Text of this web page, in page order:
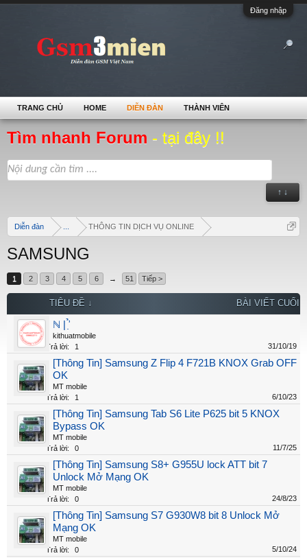
Đăng nhập
Tìm nhanh Forum - tại đây !!
↑ ↓
Diễn đàn THÔNG TIN DỊCH VỤ ONLINE
SAMSUNG
1 2 3 4 5 6 → 51 Tiếp >
TIÊU ĐỀ ↓ BÀI VIẾT CUỐI
ℕ | ̛̉ ̣
kithuatmobile
Trả lời:
1 31/10/19
[Thông Tin] Samsung Z Flip 4 F721B KNOX Grab OFF
OK
MT mobile
Trả lời:
1 6/10/23
[Thông Tin] Samsung Tab S6 Lite P625 bit 5 KNOX
Bypass OK
MT mobile
Trả lời:
0 11/7/25
[Thông Tin] Samsung S8+ G955U lock ATT bit 7
Unlock Mở Mạng OK
MT mobile
Trả lời:
0 24/8/23
[Thông Tin] Samsung S7 G930W8 bit 8 Unlock Mở
Mạng OK
MT mobile
Trả lời:
0 5/10/24
TRANG CHỦ HOME DIỄN ĐÀN THÀNH VIÊN